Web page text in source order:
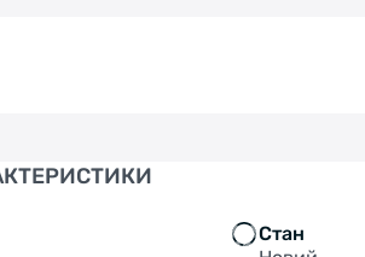
Стан